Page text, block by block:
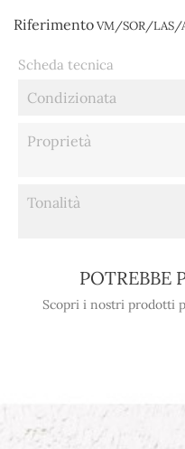
RiferimentoVM/SOR/LAS/
Scheda tecnica
Condizionata
Proprietà
Tonalità
POTREBBE
Scopri i nostri prodotti